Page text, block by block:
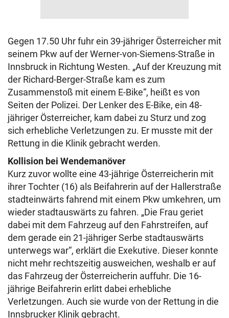
Gegen 17.50 Uhr fuhr ein 39-jähriger Österreicher mit
seinem Pkw auf der Werner-von-Siemens-Straße in
Innsbruck in Richtung Westen. „Auf der Kreuzung mit
der Richard-Berger-Straße kam es zum
Zusammenstoß mit einem E-Bike“, heißt es von
Seiten der Polizei. Der Lenker des E-Bike, ein 48-
jähriger Österreicher, kam dabei zu Sturz und zog
sich erhebliche Verletzungen zu. Er musste mit der
Rettung in die Klinik gebracht werden.
Kollision bei Wendemanöver
Kurz zuvor wollte eine 43-jährige Österreicherin mit
ihrer Tochter (16) als Beifahrerin auf der Hallerstraße
stadteinwärts fahrend mit einem Pkw umkehren, um
wieder stadtauswärts zu fahren. „Die Frau geriet
dabei mit dem Fahrzeug auf den Fahrstreifen, auf
dem gerade ein 21-jähriger Serbe stadtauswärts
unterwegs war“, erklärt die Exekutive. Dieser konnte
nicht mehr rechtszeitig ausweichen, weshalb er auf
das Fahrzeug der Österreicherin auffuhr. Die 16-
jährige Beifahrerin erlitt dabei erhebliche
Verletzungen. Auch sie wurde von der Rettung in die
Innsbrucker Klinik gebracht.